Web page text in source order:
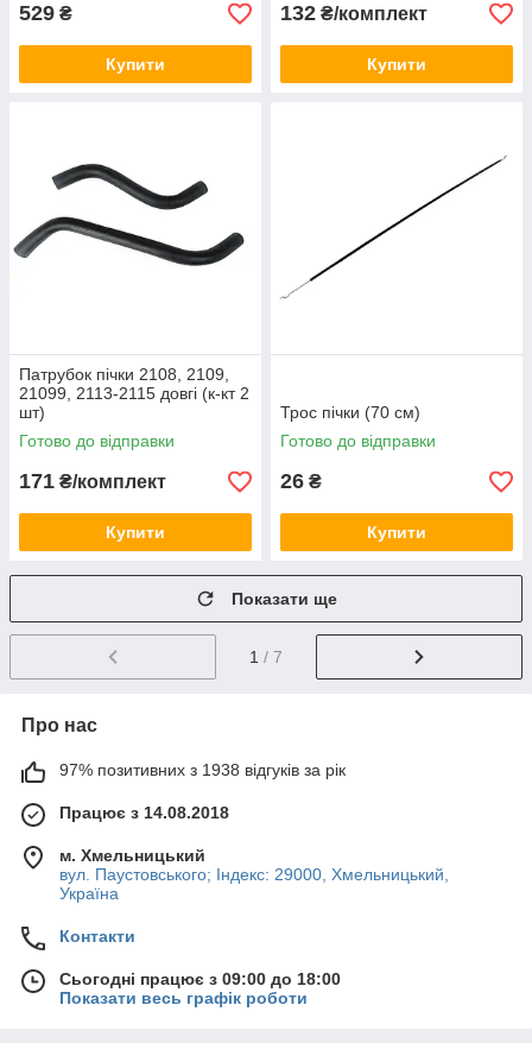
529 ₴
Купити
132 ₴/комплект
Купити
Патрубок пічки 2108, 2109,
21099, 2113-2115 довгі (к-кт 2
шт)
Готово до відправки
171 ₴/комплект
Купити
Трос пічки (70 см)
Готово до відправки
26 ₴
Купити
Показати ще
1 / 7
Про нас
97% позитивних з 1938 відгуків за рік
Працює з 14.08.2018
м. Хмельницький
вул. Паустовського; Індекс: 29000, Хмельницький,
Україна
Контакти
Сьогодні працює з 09:00 до 18:00
Показати весь графік роботи